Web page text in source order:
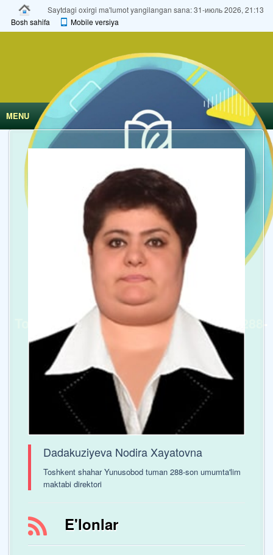
Saytdagi oxirgi ma'lumot yangilangan sana: 31-июль 2026, 21:13
Bosh sahifa
Mobile versiya
Toshkent shaxar Yunusobod tumani 288-
sonli umumta’lim maktabi
MENU
Dadakuziyeva Nodira Xayatovna
Toshkent shahar Yunusobod tuman 288-son umumta'lim
maktabi direktori
E'lonlar